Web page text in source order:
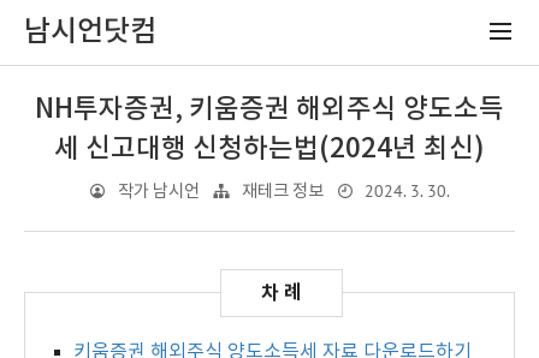
남시언닷컴
NH투자증권, 키움증권 해외주식 양도소득
세 신고대행 신청하는법(2024년 최신)
작가 남시언 재테크 정보 2024. 3. 30.
키움증권 해외주식 양도소득세 자료 다운로드하기